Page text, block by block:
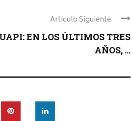
Articulo Siguiente
EN LOS ÚLTIMOS TRES
AÑOS, ...